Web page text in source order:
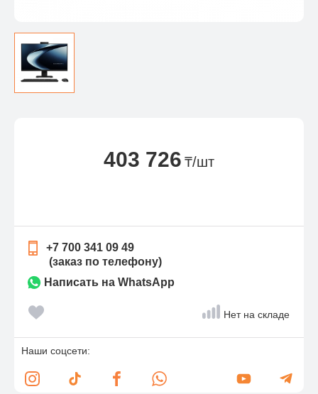
403 726 ₸/шт
+7 700 341 09 49
(заказ по телефону)
Написать на WhatsApp
Нет на складе
Наши соцсети: